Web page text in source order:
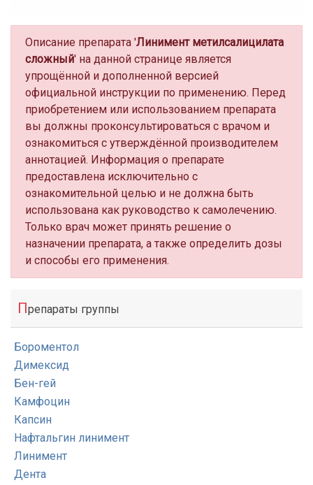
Описание препарата 'Линимент метилсалицилата
сложный' на данной странице является
упрощённой и дополненной версией
официальной инструкции по применению. Перед
приобретением или использованием препарата
вы должны проконсультироваться с врачом и
ознакомиться с утверждённой производителем
аннотацией. Информация о препарате
предоставлена исключительно с
ознакомительной целью и не должна быть
использована как руководство к самолечению.
Только врач может принять решение о
назначении препарата, а также определить дозы
и способы его применения.
Препараты группы
Бороментол
Димексид
Бен-гей
Камфоцин
Капсин
Нафтальгин линимент
Линимент
Дента